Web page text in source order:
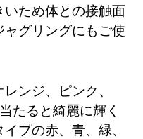
いため体との接触面
グリングにもご使
ンジ、ピンク、
たると綺麗に輝く
プの赤、青、緑、